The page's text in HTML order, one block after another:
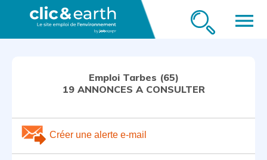
menu
Emploi Tarbes (65)
19 ANNONCES A CONSULTER
Créer une alerte e-mail